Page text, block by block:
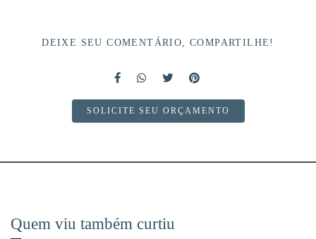
DEIXE SEU COMENTÁRIO, COMPARTILHE!
SOLICITE SEU ORÇAMENTO
Quem viu também curtiu